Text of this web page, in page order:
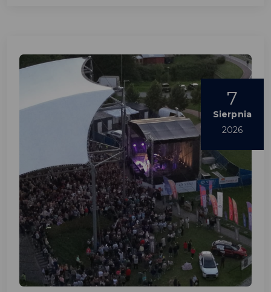
7
Sierpnia
2026